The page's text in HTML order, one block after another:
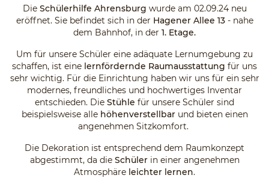
Die Schülerhilfe Ahrensburg wurde am 02.09.24 neu
eröffnet. Sie befindet sich in der Hagener Allee 13 - nahe
dem Bahnhof, in der 1. Etage.
Um für unsere Schüler eine adäquate Lernumgebung zu
schaffen, ist eine lernfördernde Raumausstattung für uns
sehr wichtig. Für die Einrichtung haben wir uns für ein sehr
modernes, freundliches und hochwertiges Inventar
entschieden. Die Stühle für unsere Schüler sind
beispielsweise alle höhenverstellbarund bieten einen
angenehmen Sitzkomfort.
Die Dekoration ist entsprechend dem Raumkonzept
abgestimmt, da die Schülerin einer angenehmen
Atmosphäre leichter lernen.